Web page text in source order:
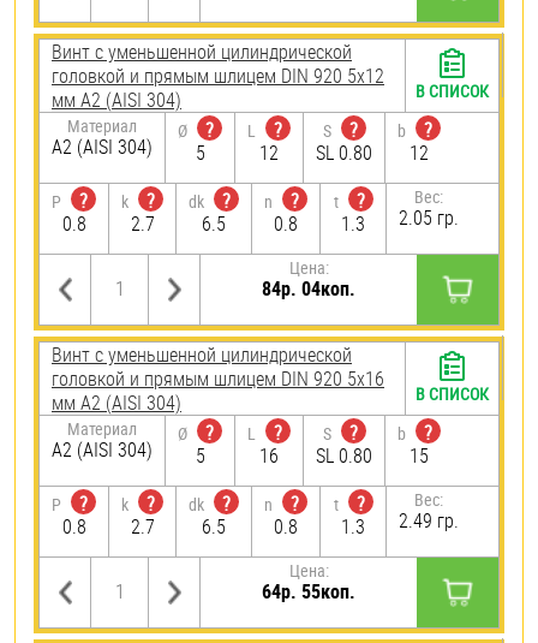
Винт с уменьшенной цилиндрической
головкой и прямым шлицем DIN 920 5х12
мм А2 (AISI 304)
Материал
А2 (AISI 304)
Ø
?
5
L
?
12
S
?
SL 0.80
b
?
12
P
?
0.8
k
?
2.7
dk
?
6.5
n
?
0.8
t
?
1.3
Вес:
2.05 гр.
Цена:
84р. 04коп.
В СПИСОК
Винт с уменьшенной цилиндрической
головкой и прямым шлицем DIN 920 5х16
мм А2 (AISI 304)
Материал
А2 (AISI 304)
Ø
?
5
L
?
16
S
?
SL 0.80
b
?
15
P
?
0.8
k
?
2.7
dk
?
6.5
n
?
0.8
t
?
1.3
Вес:
2.49 гр.
Цена:
64р. 55коп.
В СПИСОК